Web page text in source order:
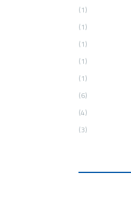
(1)
(1)
(1)
(1)
(1)
(6)
(4)
(3)